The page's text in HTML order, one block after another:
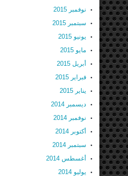
نوفمبر 2015
سبتمبر 2015
يونيو 2015
مايو 2015
أبريل 2015
فبراير 2015
يناير 2015
ديسمبر 2014
نوفمبر 2014
أكتوبر 2014
سبتمبر 2014
أغسطس 2014
يوليو 2014